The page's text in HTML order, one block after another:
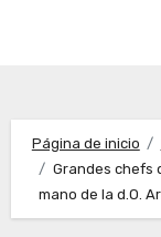
Página de inicio
Grandes chefs
mano de la d.O.